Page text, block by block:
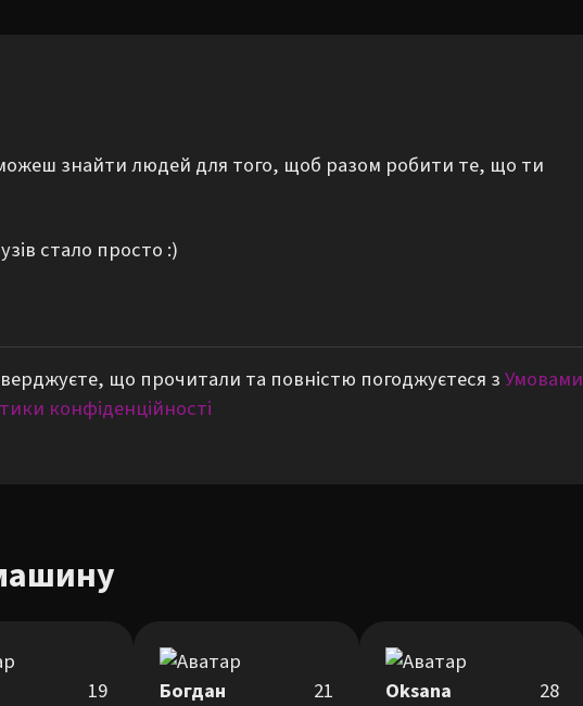
знайти людей для того, щоб разом робити те, що ти
стало просто :)
що прочитали та повністю погоджуєтеся зУмовами
конфіденційності
19 Богдан 21 Oksana 28